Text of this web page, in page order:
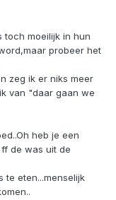
toch moeilijk in hun
probeer het
zeg ik er niks meer
van "daar gaan we
heb je een
de was uit de
te eten...menselijk